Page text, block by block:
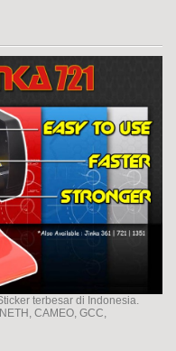
terbesar di Indonesia.
CAMEO, GCC,